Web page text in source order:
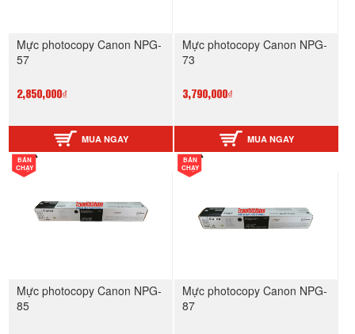
Mực photocopy Canon NPG-
57
2,850,000₫
MUA NGAY
Mực photocopy Canon NPG-
73
3,790,000₫
MUA NGAY
BÁN
CHẠY
Mực photocopy Canon NPG-
85
BÁN
CHẠY
Mực photocopy Canon NPG-
87